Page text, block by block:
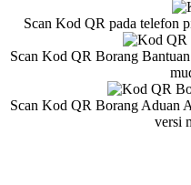
Scan Kod QR pada telefon
Scan Kod QR Borang
Scan Kod QR Borang Aduan
versi